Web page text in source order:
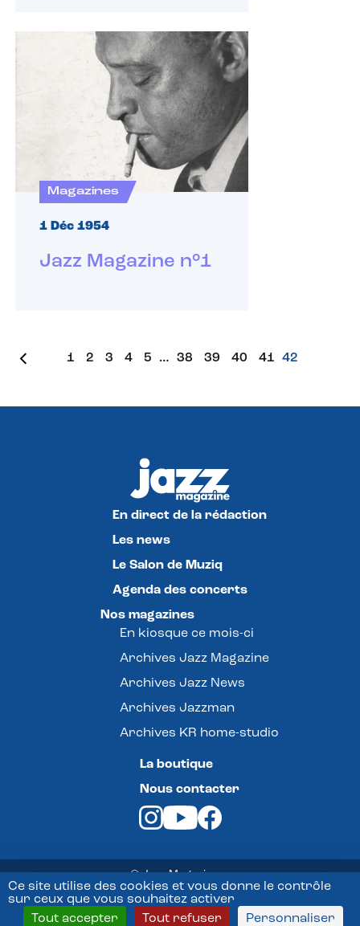
Ce site utilise des cookies et vous donne le contrôle
sur ceux que vous souhaitez activer
Tout accepter
Tout refuser Personnaliser
Magazines
1 Déc 1954
Jazz Magazine n°1
1 2 3 4 5 … 38 39 40 41 42
En direct de la rédaction
Les news
Le Salon de Muziq
Agenda des concerts
Nos magazines
En kiosque ce mois-ci
Archives Jazz Magazine
Archives Jazz News
Archives Jazzman
Archives KR home-studio
La boutique
Nous contacter
© Jazz Magazine -
Mentions légales